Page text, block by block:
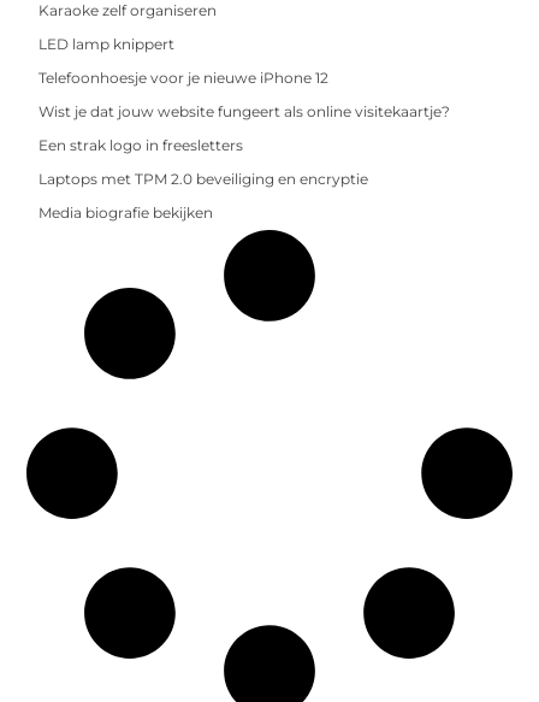
Karaoke zelf organiseren
LED lamp knippert
Telefoonhoesje voor je nieuwe iPhone 12
Wist je dat jouw website fungeert als online visitekaartje?
Een strak logo in freesletters
Laptops met TPM 2.0 beveiliging en encryptie
Media biografie bekijken